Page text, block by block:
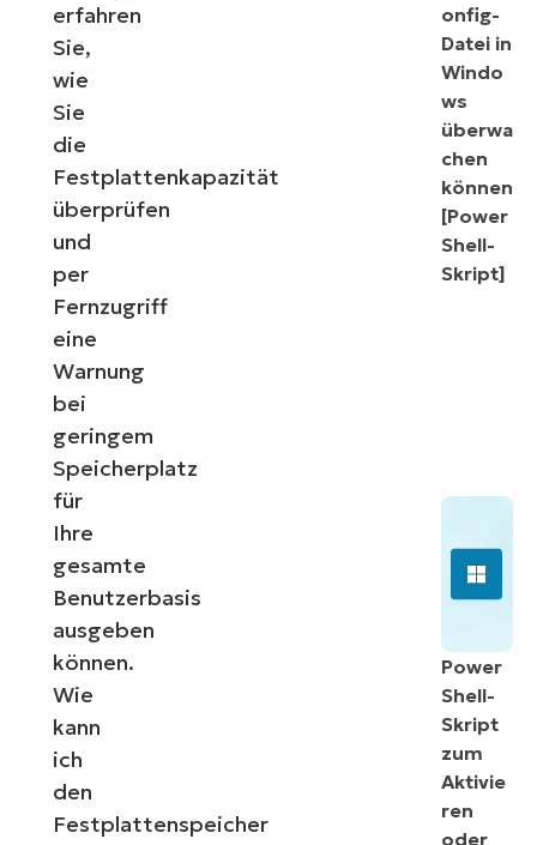
erfahren
Sie,
wie
Sie
die
Festplattenkapazität
überprüfen
und
per
Fernzugriff
eine
Warnung
bei
geringem
Speicherplatz
für
Ihre
gesamte
Benutzerbasis
ausgeben
können.
Wie
kann
ich
den
Festplattenspeicher
onfig-
Datei in
Windo
ws
überwa
chen
können
[Power
Shell-
Skript]
Power
Shell-
Skript
zum
Aktivie
ren
oder